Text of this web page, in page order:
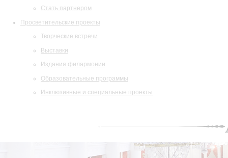
Стать партнером
Просветительские проекты
Творческие встречи
Выставки
Издания филармонии
Образовательные программы
Инклюзивные и специальные проекты